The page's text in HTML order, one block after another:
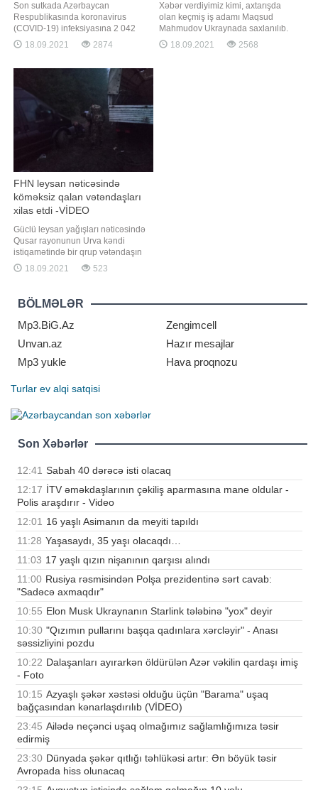
Son sutkada Azərbaycan
Respublikasında koronavirus
(COVID-19) infeksiyasına 2 042
yeni yoluxma faktı qeydə alınıb, 3
224 nəfər müalicə olunaraq sağalıb.
Qərargahdan verilən məlumata
görə, COVID-19 üçün götürülən
analiz nümunələri müsbət çıxmış 29
nəfər vəfat edib. İndiyədə
18.09.2021 2874
Xəbər verdiyimiz kimi, axtarışda
olan keçmiş iş adamı Maqsud
Mahmudov Ukraynada saxlanılıb.
"Qafqazinfo" Maqsud Mahmudovun
Azərbaycana deportasiya
18.09.2021 2568
FHN leysan nəticəsində
köməksiz qalan vətəndaşları
xilas etdi -VİDEO
Güclü leysan yağışları nəticəsində
Qusar rayonunun Urva kəndi
istiqamətində bir qrup vətəndaşın
köməksiz vəziyyətdə qalması
barədə Fövqəladə Hallar
xəttinə məlumat daxil olub. -ın
Fövqəladə Hallar Nazirliyinin (FHN)
saytına istinadən verdiyi xəbərinə
görə
18.09.2021 523
BÖLMƏLƏR
Mp3.BiG.Az
Zengimcell
Unvan.az
Hazır mesajlar
Mp3 yukle
Hava proqnozu
Turlar ev alqi satqisi
Son Xəbərlər
12:41 Sabah 40 dərəcə isti olacaq
12:17 İTV əməkdaşlarının çəkiliş aparmasına mane oldular -
Polis araşdırır - Video
12:01 16 yaşlı Asimanın da meyiti tapıldı
11:28 Yaşasaydı, 35 yaşı olacaqdı…
11:03 17 yaşlı qızın nişanının qarşısı alındı
11:00 Rusiya rəsmisindən Polşa prezidentinə sərt cavab:
"Sadəcə axmaqdır"
10:55 Elon Musk Ukraynanın Starlink tələbinə "yox" deyir
10:30 "Qızımın pullarını başqa qadınlara xərcləyir" - Anası
səssizliyini pozdu
10:22 Dalaşanları ayırarkən öldürülən Azər vəkilin qardaşı imiş
- Foto
10:15 Azyaşlı şəkər xəstəsi olduğu üçün "Barama" uşaq
bağçasından kənarlaşdırılıb (VİDEO)
23:45 Ailədə neçənci uşaq olmağımız sağlamlığımıza təsir
edirmiş
23:30 Dünyada şəkər qıtlığı təhlükəsi artır: Ən böyük təsir
Avropada hiss olunacaq